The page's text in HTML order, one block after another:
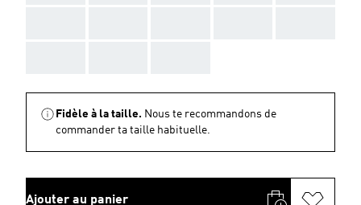
Fidèle à la taille. Nous te recommandons de
commander ta taille habituelle.
Ajouter au panier